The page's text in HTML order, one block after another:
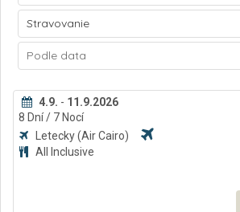
Stravovanie
Podle data
4.9. - 11.9.2026
8 Dní/ 7 Nocí
Letecky(Air Cairo)
All Inclusive